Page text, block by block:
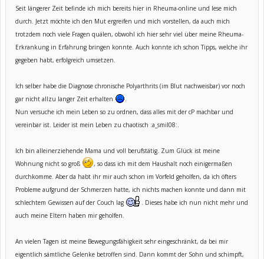
Seit längerer Zeit befinde ich mich bereits hier in Rheuma-online und lese mich
durch. Jetzt möchte ich den Mut ergreifen und mich vorstellen, da auch mich
trotzdem noch viele Fragen quälen, obwohl ich hier sehr viel über meine Rheuma-
Erkrankung in Erfahrung bringen konnte. Auch konnte ich schon Tipps, welche ihr
gegeben habt, erfolgreich umsetzen.
Ich selber habe die Diagnose chronische Polyarthrits (im Blut nachweisbar) vor noch
gar nicht allzu langer Zeit erhalten
.
Nun versuche ich mein Leben so zu ordnen, dass alles mit der cP machbar und
vereinbar ist. Leider ist mein Leben zu chaotisch :a_smil08:.
Ich bin alleinerziehende Mama und voll berufstätig. Zum Glück ist meine
Wohnung nicht so groß
, so dass ich mit dem Haushalt noch einigermaßen
durchkomme. Aber da habt ihr mir auch schon im Vorfeld geholfen, da ich öfters
Probleme aufgrund der Schmerzen hatte, ich nichts machen konnte und dann mit
schlechtem Gewissen auf der Couch lag
. Dieses habe ich nun nicht mehr und
auch meine Eltern haben mir geholfen.
An vielen Tagen ist meine Bewegungsfähigkeit sehr eingeschränkt, da bei mir
eigentlich sämtliche Gelenke betroffen sind. Dann kommt der Sohn und schimpft,